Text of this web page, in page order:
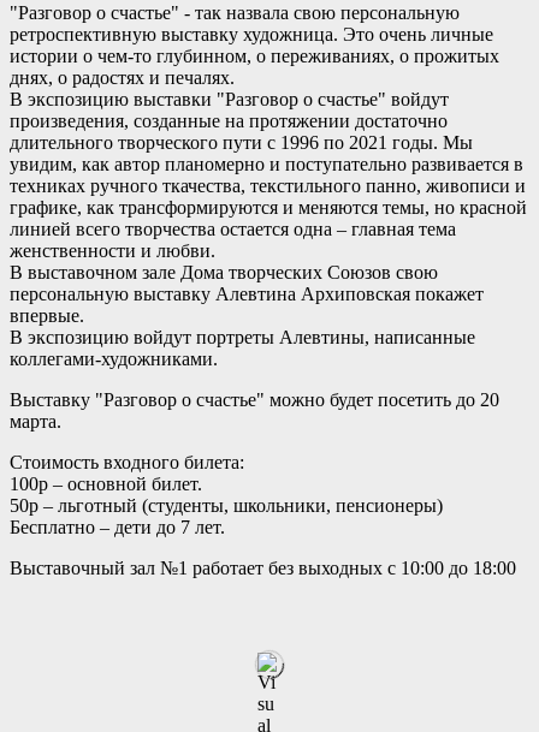
"Разговор о счастье" - так назвала свою персональную
ретроспективную выставку художница. Это очень личные
истории о чем-то глубинном, о переживаниях, о прожитых
днях, о радостях и печалях.
В экспозицию выставки "Разговор о счастье" войдут
произведения, созданные на протяжении достаточно
длительного творческого пути с 1996 по 2021 годы. Мы
увидим, как автор планомерно и поступательно развивается в
техниках ручного ткачества, текстильного панно, живописи и
графике, как трансформируются и меняются темы, но красной
линией всего творчества остается одна – главная тема
женственности и любви.
В выставочном зале Дома творческих Союзов свою
персональную выставку Алевтина Архиповская покажет
впервые.
В экспозицию войдут портреты Алевтины, написанные
коллегами-художниками.
Выставку "Разговор о счастье" можно будет посетить до 20
марта.
Стоимость входного билета:
100р – основной билет.
50р – льготный (студенты, школьники, пенсионеры)
Бесплатно – дети до 7 лет.
Выставочный зал №1 работает без выходных с 10:00 до 18:00